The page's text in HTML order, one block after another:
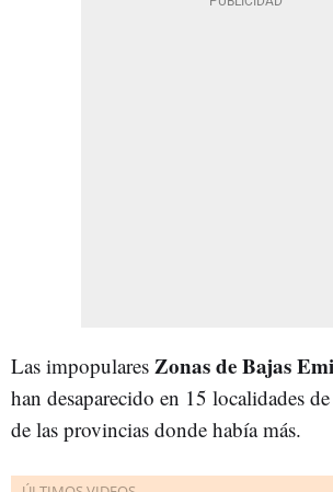
Las impopulares Zonas de Bajas
han desaparecido en 15 localidades de
de las provincias donde había más.